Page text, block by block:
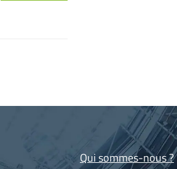
Qui sommes-nous ?